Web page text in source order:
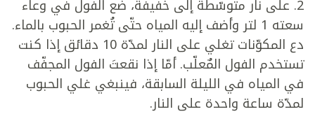
2. على نار متوسّطة إلى خفيفة، ضع الفول في وعاء
سعته 1 لتر وأضف إليه المياه حتّى تُغمر الحبوب بالماء.
دع المكوّنات تغلي على النار لمدّة 10 دقائق إذا كنت
تستخدم الفول المٌعلّب. أمّا إذا نقعتَ الفول المجفّف
في المياه في الليلة السابقة، فينبغي غلي الحبوب
لمدّة ساعة واحدة على النار.